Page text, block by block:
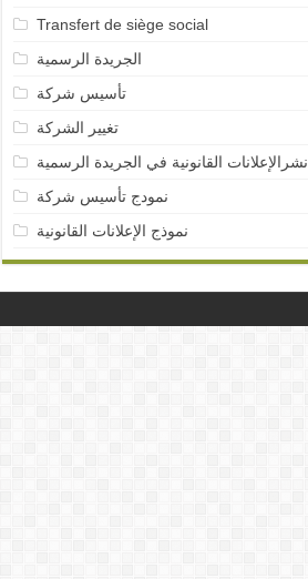
Transfert de siège social
الجريدة الرسمية
تأسيس شركة
تغيير الشركة
نشرالإعلانات القانونية في الجريدة الرسمية
نمودج تأسيس شركة
نموذج الإعلانات القانونية